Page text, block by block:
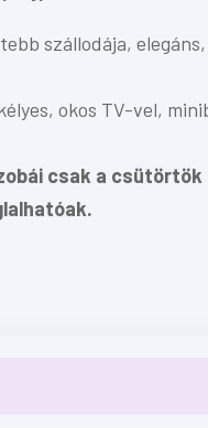
szállodája,
okos TV-vel,
csak a